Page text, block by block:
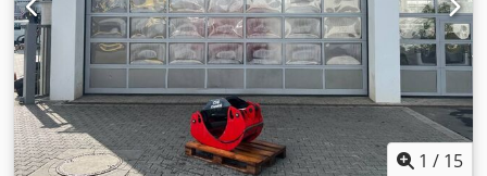
1 / 15